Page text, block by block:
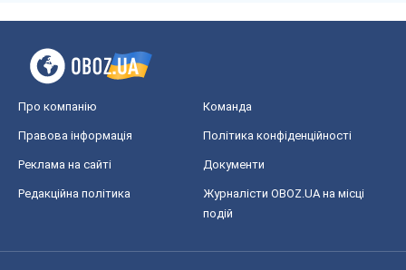
Про компанію Команда
Правова інформація Політика конфіденційності
Реклама на сайті Документи
Редакційна політика
Журналісти OBOZ.UA на місці
подій